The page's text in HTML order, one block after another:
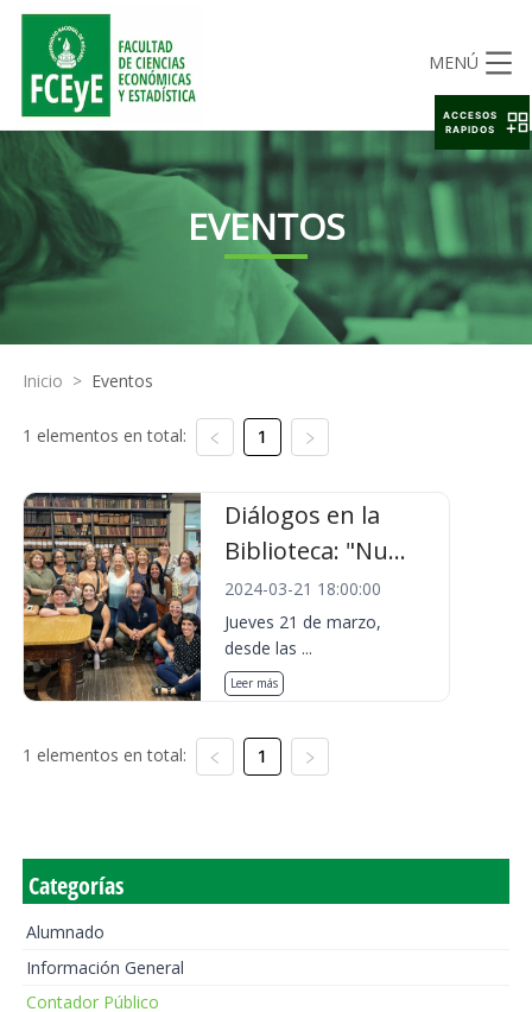
MENÚ
EVENTOS
Inicio > Eventos
1 elementos en total: 1
Diálogos en la
Biblioteca: "Nu...
2024-03-21 18:00:00
Jueves 21 de marzo,
desde las ...
Leer más
1 elementos en total: 1
Categorías
Alumnado
Información General
Contador Público
ACCESOS
RAPIDOS